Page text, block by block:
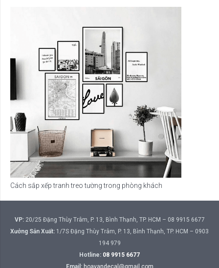
Cách sắp xếp tranh treo tường trong phòng khách
VP:20/25 Đặng Thùy Trâm, P. 13, Bình Thạnh, TP. HCM – 08 9915 6677
Xưởng Sản Xuất: 1/7S Đặng Thùy Trâm, P. 13, Bình Thạnh, TP. HCM – 0903
194 979
Hotline: 08 9915 6677
Email: hoavandecal@gmail.com